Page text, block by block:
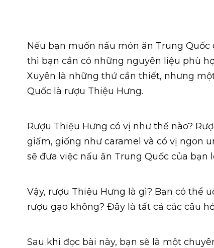
Nếu bạn muốn nấu món ăn Trung
thì bạn cần có những nguyên liệu phù
Xuyên là những thứ cần thiết, nhưng
Quốc là rượu Thiệu Hưng.
Rượu Thiệu Hưng có vị như thế nào?
giấm, giống như caramel và có vị ngon
sẽ đưa việc nấu ăn Trung Quốc của
Vậy, rượu Thiệu Hưng là gì? Bạn có thể
rượu gạo không? Đây là tất cả các câu
Sau khi đọc bài này, bạn sẽ là một